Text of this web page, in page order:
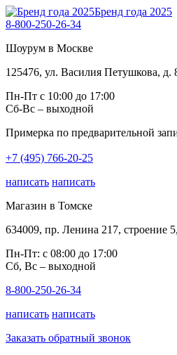
Бренд года 2025
8-800-250-26-34
Шоурум в Москве
125476, ул. Василия Петушкова, д.
Пн-Пт с 10:00 до 17:00
Сб-Вс – выходной
Примерка по предварительной
+7 (495) 766-20-25
написать написать
Магазин в Томске
634009, пр. Ленина 217, строение
Пн-Пт: с 08:00 до 17:00
Сб, Вс – выходной
8-800-250-26-34
написать написать
Заказать обратный звонок